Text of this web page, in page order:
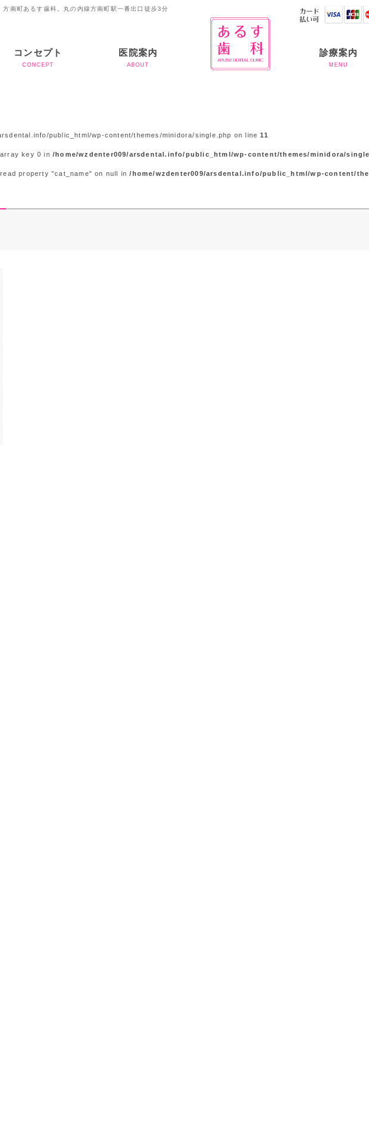
南町あるす歯科。丸の内線方南町駅一番出口徒歩3分
コンセプト
CONCEPT
医院案内
ABOUT
診療案内
MENU
public_html/wp-content/themes/minidora/single.php on line11
array key 0 in/home/wzdenter009/arsdental.info/public_html/wp-content/themes/minidora/
property "cat_name" on null in/home/wzdenter009/arsdental.info/public_html/wp-content/